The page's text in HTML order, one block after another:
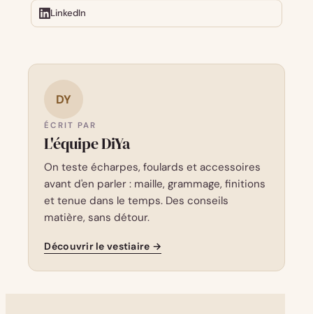
LinkedIn
DY
ÉCRIT PAR
L'équipe DiYa
On teste écharpes, foulards et accessoires
avant d'en parler : maille, grammage, finitions
et tenue dans le temps. Des conseils
matière, sans détour.
Découvrir le vestiaire →